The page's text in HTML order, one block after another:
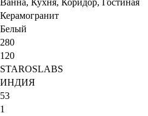
Керамогранит
Белый
280
120
STAROSLABS
ИНДИЯ
53
1